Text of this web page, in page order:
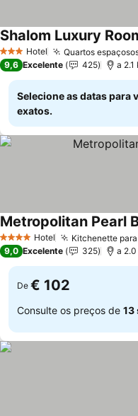
3 EstrelasHotel Quartos
Shalom Luxury
9,6 Excelente 425 a 2.1
Selecione as datas para
exatos.
4 EstrelasHotel Kitchenette
Metropolitan Pearl
9,0 Excelente 325 a
De € 102
Consulte os preços de 13